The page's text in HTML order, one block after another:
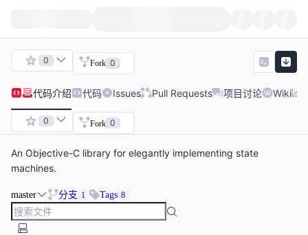
0 Fork 0
代码介绍 代码 Issues Pull Requests 项目讨论 Wiki
0 Fork 0
An Objective-C library for elegantly implementing state
machines.
master 分支 1 Tags 8